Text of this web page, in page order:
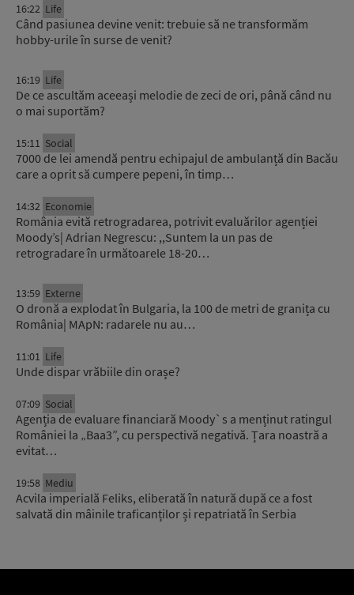
16:22 Life
Când pasiunea devine venit: trebuie să ne transformăm
hobby-urile în surse de venit?
16:19 Life
De ce ascultăm aceeași melodie de zeci de ori, până când nu
o mai suportăm?
15:11 Social
7000 de lei amendă pentru echipajul de ambulanță din Bacău
care a oprit să cumpere pepeni, în timp…
14:32 Economie
România evită retrogradarea, potrivit evaluărilor agenției
Moody’s| Adrian Negrescu: ,,Suntem la un pas de
retrogradare în următoarele 18-20…
13:59 Externe
O dronă a explodat în Bulgaria, la 100 de metri de granița cu
România| MApN: radarele nu au…
11:01 Life
Unde dispar vrăbiile din orașe?
07:09 Social
Agenția de evaluare financiară Moody`s a menținut ratingul
României la „Baa3”, cu perspectivă negativă. Țara noastră a
evitat…
19:58 Mediu
Acvila imperială Feliks, eliberată în natură după ce a fost
salvată din mâinile traficanților și repatriată în Serbia